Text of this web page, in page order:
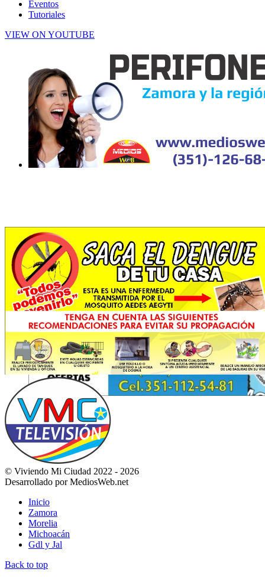
Eventos
Tutoriales
VIEW ON YOUTUBE
© Viviendo Mi Ciudad 2022 - 2026
Desarrollado por MediosWeb.net
Inicio
Zamora
Morelia
Michoacán
Gdl y Jal
Back to top